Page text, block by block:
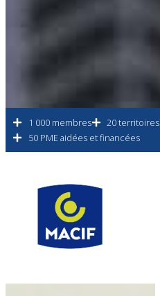
1 000 membres 20 territoires
50 PME aidées et financées